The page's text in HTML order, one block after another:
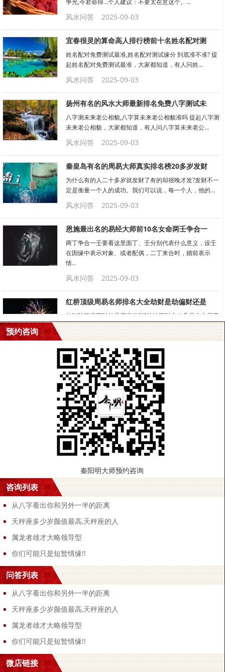
风水问答 2025-09-03
宜春很灵的算命高人排行榜前十名姓名配对测
姓名配对免费测试最准,姓名配对测试缘分 到底准不准? 提
起姓名配对免费测试最准，大家都知道，有人问姓...
风水问答 2025-09-03
扬州有名的风水大师最新排名免费八字测试未
八字测未来老公相貌,八字算未来老公相貌准吗 提起八字测
未来老公相貌，大家都知道，有人问八字算未来老公...
风水问答 2025-09-03
秦皇岛有名的周易大师真实排名榜20多岁发财
为什么有的人二十多岁就发财了有的却很晚才发?发财不一
定是衡量一个人的成功。我们可以说，每一个人，他的...
风水问答 2025-09-03
恩施最出名的易经大师前10名女命两壬争合一
两丁争合一壬要看这里面丁、壬分别代表什么意义，设壬
在因缘中表示对象、或者配偶，二丁来合时，婚前表示
情...
风水问答 2025-09-03
红桥顶级周易名师排名大全劫财是劫偏财还是
劫财除了克正财外是否克偏财?总论正财之二凡是命主属于
风水问答 2025-09-03
许昌有名气的风水大师前10名劫财是劫偏财还
劫财除了克正财外是否克偏财?总论正财之二凡是命主属于
正财格的，最喜欢遇到官星显露（正官透出天干），而...
风水问答 2025-09-03
沈阳很灵的易学大师排行榜凤字辈取名男孩名
肖姓凤字辈男孩起名一，男宝宝：1。博文 (文韬武略，博
大精深 ) 2。昊强 (昊：苍天，苍穹 ) 3...
风水问答 2025-09-03
夫妻时柱相冲有什么不好,夫妻相克会有什么后果 提起夫妻
马尔代夫最出名的八字算命大师有哪些2024年
2024年走大运的生肖2024年走大运的生肖：1、属鼠人属
风水问答 2025-09-03
辽源2024年八字大师排名给手机号打分测试
手机号码测吉凶查询打分测试 手机尾号后4位测吉凶 手机
号一共有十一位数字我们如果想要测定手机号的吉凶...
风水问答 2025-09-03
预约咨询
秦阳明大师预约咨询
咨询列表
从八字看出你和另外一半的距离
天秤座多少岁颜值最高,天秤座的人
属龙者雄才大略领导型
你们可能只是短暂情缘!!
问答列表
从八字看出你和另外一半的距离
天秤座多少岁颜值最高,天秤座的人
属龙者雄才大略领导型
你们可能只是短暂情缘!!
微店链接